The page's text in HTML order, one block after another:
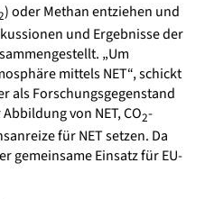
) oder Methan entziehen und
und Ergebnisse der
„Um
mittels NET“, schickt
als Forschungsgegenstand
von NET, CO2-
für NET setzen. Da
gemeinsame Einsatz für EU-